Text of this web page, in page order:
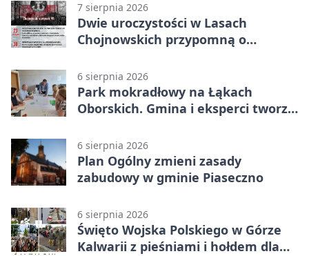
7 sierpnia 2026
Dwie uroczystości w Lasach
Chojnowskich przypomną o
6 sierpnia 2026
Park mokradłowy na Łąkach
Oborskich. Gmina i eksperci tworzą
6 sierpnia 2026
Plan Ogólny zmieni zasady
zabudowy w gminie Piaseczno
6 sierpnia 2026
Święto Wojska Polskiego w Górze
Kalwarii z pieśniami i hołdem dla